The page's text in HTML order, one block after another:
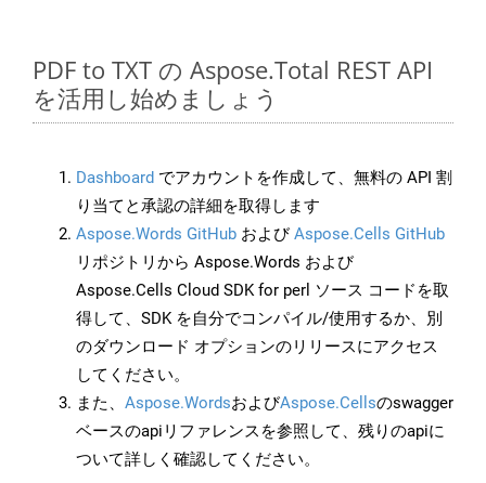
PDF to TXT の Aspose.Total REST API
を活用し始めましょう
Dashboard でアカウントを作成して、無料の API 割
り当てと承認の詳細を取得します
Aspose.Words GitHub およびAspose.Cells GitHub
リポジトリから Aspose.Words および
Aspose.Cells Cloud SDK for perl ソース コードを取
得して、SDK を自分でコンパイル/使用するか、別
のダウンロード オプションのリリースにアクセス
してください。
また、 Aspose.WordsおよびAspose.Cellsのswagger
ベースのapiリファレンスを参照して、残りのapiに
ついて詳しく確認してください。